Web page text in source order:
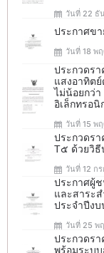
วันที่ 22 ธั
ประกาศข
วันที่ 18 พ
ประกวดรา
แสงอาทิต
ไม่น้อยกว่
อิเล็กทรอนิ
วันที่ 15 พ
ประกวดร
T๕ ด้วยวิธี
วันที่ 12 ก
ประกาศผู้
และสาระ
ประจำปีง
วันที่ 25 พ
ประกวดรา
พร้อมระบ